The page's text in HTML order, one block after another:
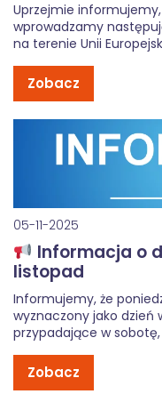
Uprzejmie
wprowadzamy
na terenie Unii
Strefie Euro. Nowa cena
Zobacz
05-11-2025
Informacja o
listopad
Informujemy, że
wyznaczony jako dzień
przypadające w sobotę,
i Wrocławiu będą
Zobacz